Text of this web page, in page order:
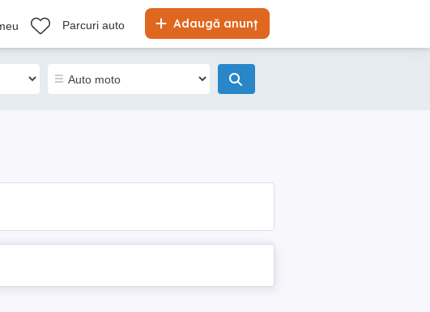
Adaugă anunț
Parcuri auto